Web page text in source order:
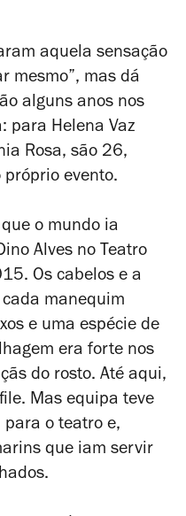
aquela sensação
mesmo”, mas dá
alguns anos nos
para Helena Vaz
Rosa, são 26,
evento.
o mundo ia
Alves no Teatro
Os cabelos e a
manequim
e uma espécie de
era forte nos
do rosto. Até aqui,
Mas equipa teve
para o teatro e,
que iam servir